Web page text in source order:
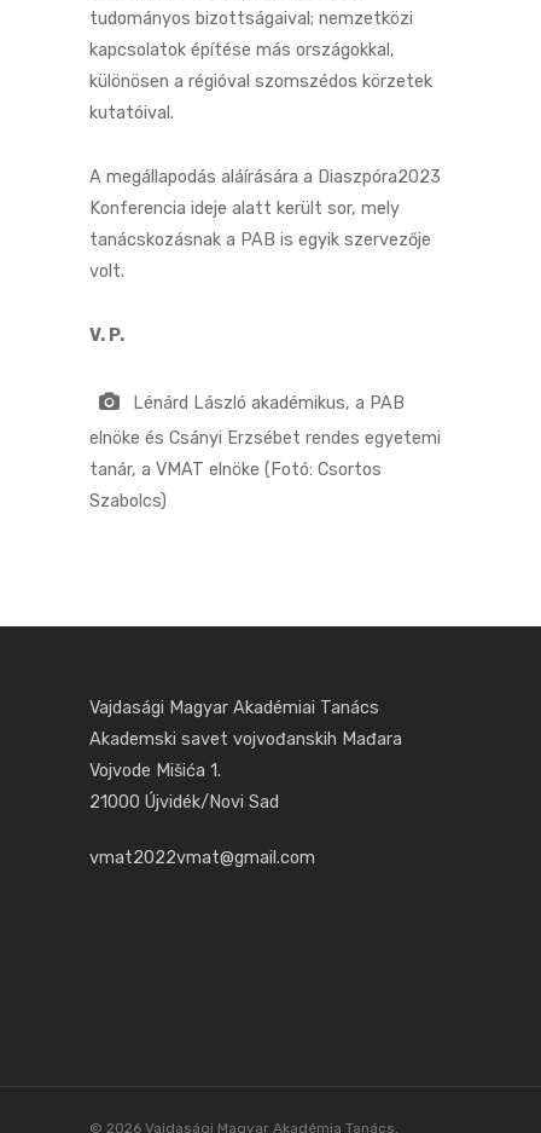
tudományos bizottságaival; nemzetközi
kapcsolatok építése más országokkal,
különösen a régióval szomszédos körzetek
kutatóival.
A megállapodás aláírására a Diaszpóra2023
Konferencia ideje alatt került sor, mely
tanácskozásnak a PAB is egyik szervezője
volt.
V. P.
Lénárd László akadémikus, a PAB
elnöke és Csányi Erzsébet rendes egyetemi
tanár, a VMAT elnöke (Fotó: Csortos
Szabolcs)
Vajdasági Magyar Akadémiai Tanács
Akademski savet vojvođanskih Mađara
Vojvode Mišića 1.
21000 Újvidék/Novi Sad
vmat2022vmat@gmail.com
© 2026 Vajdasági Magyar Akadémia Tanács.